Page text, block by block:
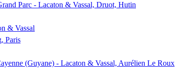
Parc - Lacaton & Vassal, Druot, Hutin
& Vassal
Paris
(Guyane) - Lacaton & Vassal, Aurélien Le Roux